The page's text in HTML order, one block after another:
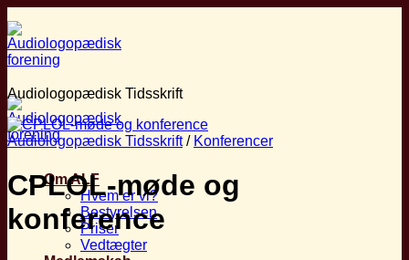
til
indhold
Om ALF
Hvem er vi?
Bestyrelsen
Priser
Vedtægter
Audiologopædisk Tidsskrift
Audiologopædisk Tidsskrift / Konferencer
CPLOL-møde og
konference